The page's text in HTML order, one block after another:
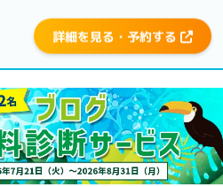
詳細を見る・予約する